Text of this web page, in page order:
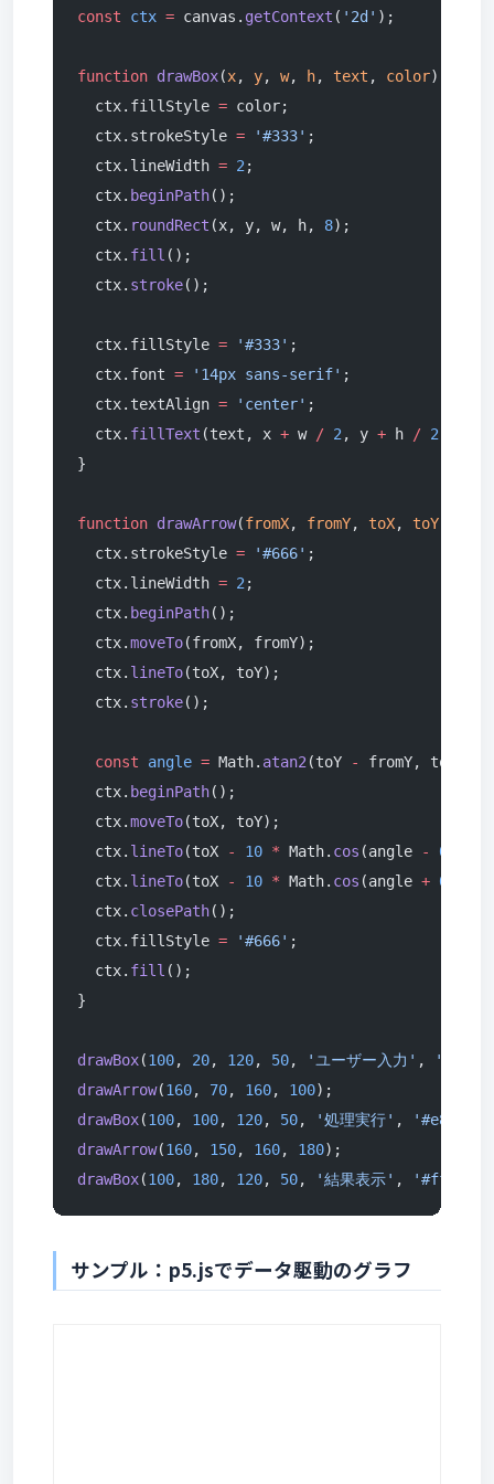
const ctx = canvas. getContext ( '2d' );
function drawBox(x, y, w, h, text , color) {
  ctx.fillStyle
= color;
  ctx.strokeStyle
= '#333' ;
  ctx.lineWidth
= 2 ;
  ctx.
beginPath();
  ctx.
roundRect (x, y, w, h, 8);
  ctx.
fill ();
  ctx.
stroke();
  ctx.fillStyle
= '#333' ;
  ctx.font
= '14px sans-serif' ;
  ctx.textAlign
= 'center' ;
  ctx.
fillText (text, x + w / 2 , y + h / 2
}
function drawArrow(fromX, fromY, toX, toY
  ctx.strokeStyle
= '#666' ;
  ctx.lineWidth
= 2 ;
  ctx.
beginPath();
  ctx.
moveTo(fromX, fromY);
  ctx.
lineTo(toX, toY);
  ctx.
stroke();
  const
angle = Math. atan2 (toY - fromY, toX
  ctx.
beginPath();
  ctx.
moveTo(toX, toY);
  ctx.
lineTo(toX - 10 * Math. cos (angle - 0.3
  ctx.
lineTo(toX - 10 * Math. cos (angle + 0.3
  ctx.
closePath();
  ctx.fillStyle
= '#666' ;
  ctx.
fill ();
}
drawBox(100, 20, 120, 50, 'ユーザー入力' ,
drawArrow(160, 70, 160, 100);
drawBox(100, 100, 120, 50, '処理実行' , '#e8f5e9'
drawArrow(160, 150, 160, 180);
drawBox(100, 180, 120, 50, '結果表示' , '#fff3e0'
サンプル：p5.jsでデータ駆動のグラフ